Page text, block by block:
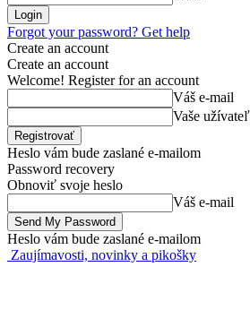
Forgot your password? Get help
Create an account
Create an account
Welcome! Register for an account
Váš e-mail
Vaše
Heslo vám bude zaslané e-mailom
Password recovery
Obnoviť svoje heslo
Váš e-mail
Heslo vám bude zaslané e-mailom
Zaujímavosti, novinky a pikošky